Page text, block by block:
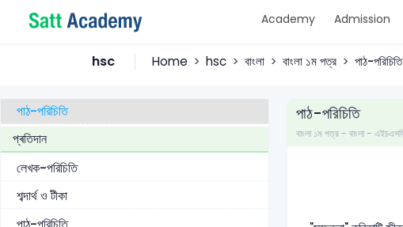
Academy Admission
hsc Home hsc বাংলা বাংলা ১ম পত্র পাঠ-পরিচিতি
সুচেতনা
পাঠ-পরিচিতি
প্ৰতিদান
লেখক-পরিচিতি
শব্দার্থ ও টীকা
পাঠ-পরিচিতি
বাংলা ১ম পত্র - বাংলা -